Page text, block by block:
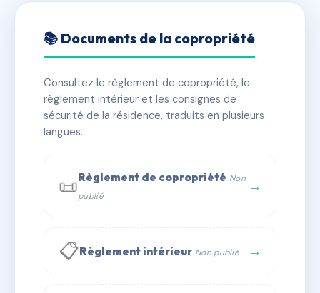
8 RUE DES TROUBADOURS
✓ Immatriculée 🏠 10 lots 🏗 1 bâtiment(s)
📞 Contacter Syndic Digital
📚 Documents de la copropriété
Consultez le règlement de copropriété, le
règlement intérieur et les consignes de
sécurité de la résidence, traduits en plusieurs
langues.
📜Règlement de copropriété Non
publié
→
📋Règlement intérieur Non publié →